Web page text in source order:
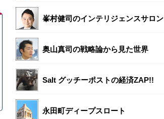
峯村健司のインテリジェンスサロン
奥山真司の戦略論から見た世界
Salt グッチーポストの経済ZAP!!
永田町ディープスロート